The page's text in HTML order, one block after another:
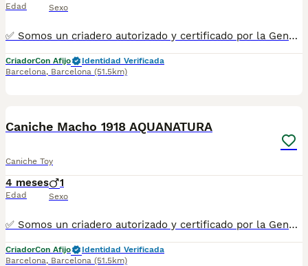
Edad Sexo
✅ Somos un criadero autorizado y certificado por la Generalitat de Catalunya bajo el número de Núcleo Zoológico G25/00314. PARA MÁS INFORMACIÓN: ☎️ 933095977 📱 685878504 / 674320847 🐶 Programa una visita para conocerlos 💻 Más fotos y vídeos en nuestra web www.aquanatura.es 🚙 Hacemos envíos 📌 Calle Roger de Flor 45, muy cerca del Arc de Triomf de Barcelona, de Lunes a Sábados. Se entregan con sus vacunas, desparasitados interna y externamente, con microchip y su registro, cartilla sanitaria y contrato de garantías, documentación legal y factura. AQUANATURA
CriadorCon Afijo
Identidad Verificada
Barcelona, Barcelona (51.5km)
Caniche Macho 1918 AQUANATURA
Caniche Toy
4 meses
Edad
1
Sexo
✅ Somos un criadero autorizado y certificado por la Generalitat de Catalunya bajo el número de Núcleo Zoológico G25/00314. PARA MÁS INFORMACIÓN: ☎️ 933095977 📱 685878504 / 674320847 🐶 Programa una visita para conocerlos 💻 Más fotos y vídeos en nuestra web www.aquanatura.es 🚙 Hacemos envíos 📌 Calle Roger de Flor 45, muy cerca del Arc de Triomf de Barcelona, de Lunes a Sábados. Se entregan con sus vacunas, desparasitados interna y externamente, con microchip y su registro, cartilla sanitaria y contrato de garantías, documentación legal y factura. AQUANATURA
CriadorCon Afijo
Identidad Verificada
Barcelona, Barcelona (51.5km)